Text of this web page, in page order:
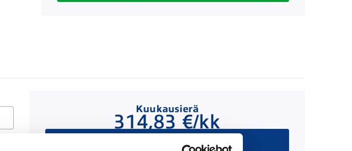
Kuukausierä
314,83 €/kk